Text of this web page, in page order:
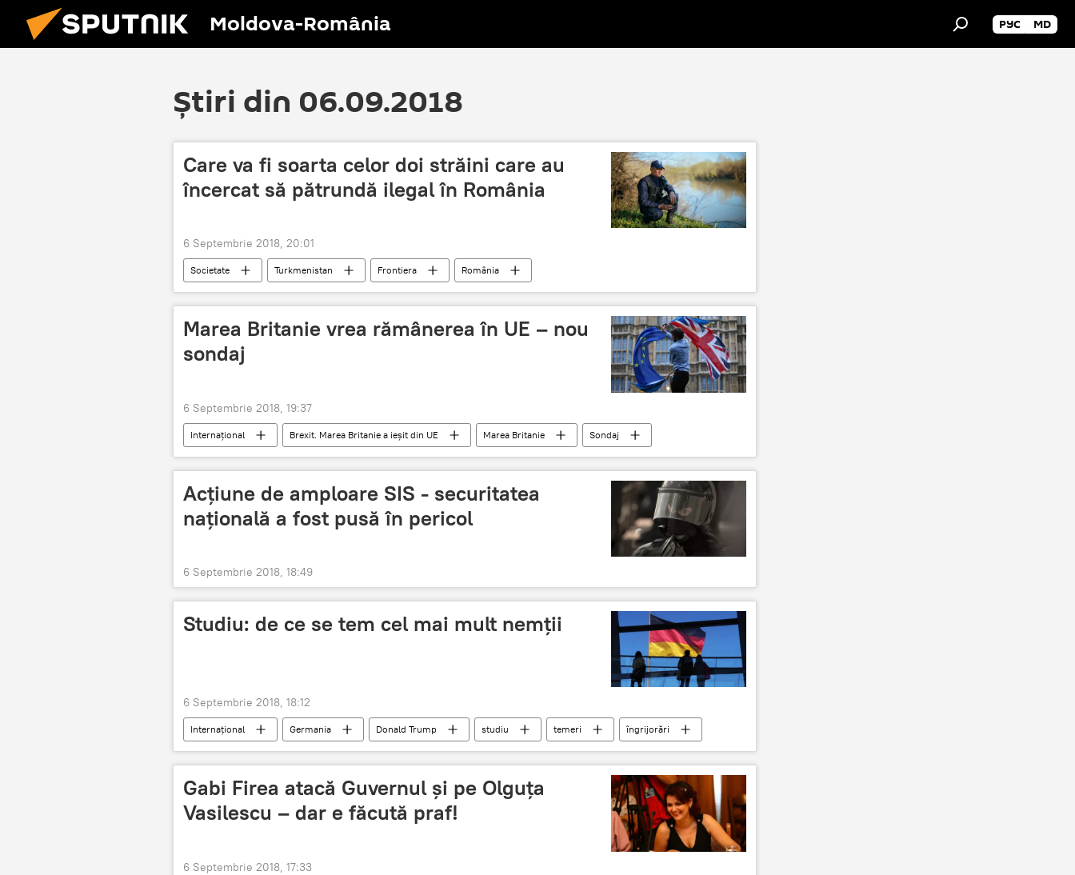
Moldova-România РУС MD
Știri din 06.09.2018
Care va fi soarta celor doi străini care au
încercat să pătrundă ilegal în România
6 Septembrie 2018, 20:01
Societate Turkmenistan Frontiera România
Marea Britanie vrea rămânerea în UE – nou
sondaj
6 Septembrie 2018, 19:37
Internaţional Brexit. Marea Britanie a ieșit din UE Marea Britanie
Sondaj
Brexit
Acțiune de amploare SIS - securitatea
națională a fost pusă în pericol
6 Septembrie 2018, 18:49
Studiu: de ce se tem cel mai mult nemții
6 Septembrie 2018, 18:12
Internaţional Germania Donald Trump studiu temeri îngrijorări
Gabi Firea atacă Guvernul și pe Olguța
Vasilescu – dar e făcută praf!
6 Septembrie 2018, 17:33